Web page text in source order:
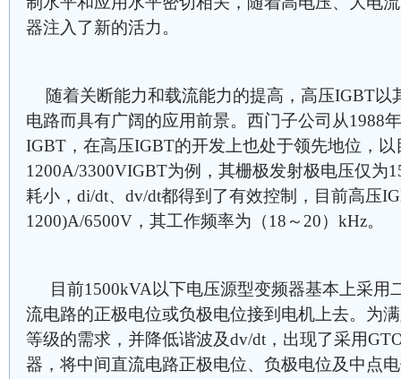
器注入了新的活力。
随着关断能力和载流能力的提高，高压IGBT以
电路而具有广阔的应用前景。西门子公司从1988
IGBT，在高压IGBT的开发上也处于领先地位，
1200A/3300VIGBT为例，其栅极发射极电压仅为
耗小，di/dt、dv/dt都得到了有效控制，目前高压
1200)A/6500V，其工作频率为（18～20）kHz。
目前1500kVA以下电压源型变频器基本上采用
流电路的正极电位或负极电位接到电机上去。为
等级的需求，并降低谐波及dv/dt，出现了采用
器，将中间直流电路正极电位、负极电位及中点